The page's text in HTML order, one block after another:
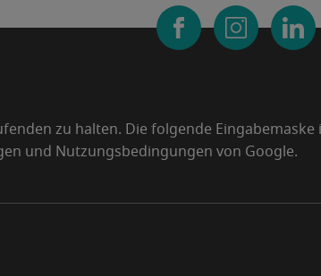
zu halten. Die folgende Eingabemaske
und Nutzungsbedingungen von Google.